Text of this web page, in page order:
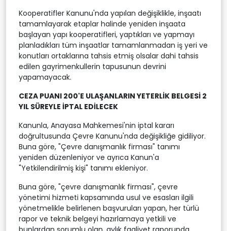
Kooperatifler Kanunu'nda yapılan değişiklikle, inşaatı
tamamlayarak etaplar halinde yeniden inşaata
başlayan yapı kooperatifleri, yaptıkları ve yapmayı
planladıkları tüm inşaatlar tamamlanmadan iş yeri ve
konutları ortaklarına tahsis etmiş olsalar dahi tahsis
edilen gayrimenkullerin tapusunun devrini
yapamayacak.
CEZA PUANI 200'E ULAŞANLARIN YETERLİK BELGESİ 2
YIL SÜREYLE İPTAL EDİLECEK
Kanunla, Anayasa Mahkemesi'nin iptal kararı
doğrultusunda Çevre Kanunu'nda değişikliğe gidiliyor.
Buna göre, "Çevre danışmanlık firması" tanımı
yeniden düzenleniyor ve ayrıca Kanun'a
"Yetkilendirilmiş kişi" tanımı ekleniyor.
Buna göre, "çevre danışmanlık firması", çevre
yönetimi hizmeti kapsamında usul ve esasları ilgili
yönetmelikle belirlenen başvuruları yapan, her türlü
rapor ve teknik belgeyi hazırlamaya yetkili ve